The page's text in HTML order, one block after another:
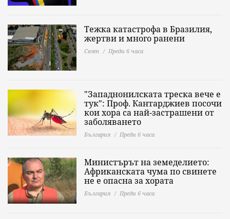
Тежка катастрофа в Бразилия,
жертви и много ранени
Свят Преди 6 часа
"Западнонилската треска вече е
тук": Проф. Кантарджиев посочи
кои хора са най-застрашени от
заболяването
България Преди 6 часа
Министърът на земеделието:
Африканската чума по свинете
не е опасна за хората
България Преди 6 часа